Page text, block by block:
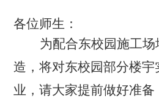
各位师生：
为配合东校园施工
造，将对东校园部分楼
业，请大家提前做好准